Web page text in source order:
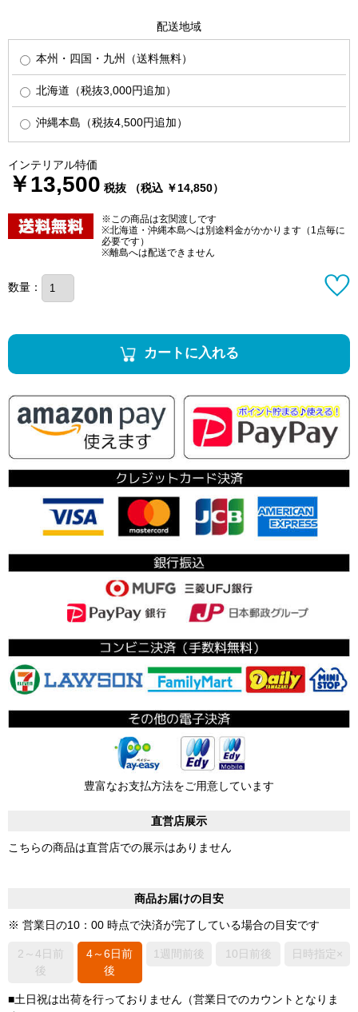
配送地域
本州・四国・九州（送料無料）
北海道（税抜3,000円追加）
沖縄本島（税抜4,500円追加）
インテリアル特価
￥13,500 税抜 （税込 ￥14,850）
※この商品は玄関渡しです
※北海道・沖縄本島へは別途料金がかかります（1点毎に
必要です）
※離島へは配送できません
数量：
カートに入れる
豊富なお支払方法をご用意しています
直営店展示
こちらの商品は直営店での展示はありません
商品お届けの目安
※ 営業日の10：00 時点で決済が完了している場合の目安です
2～4日前
後
4～6日前
後
1週間前後 10日前後 日時指定×
■土日祝は出荷を行っておりません（営業日でのカウントとなりま